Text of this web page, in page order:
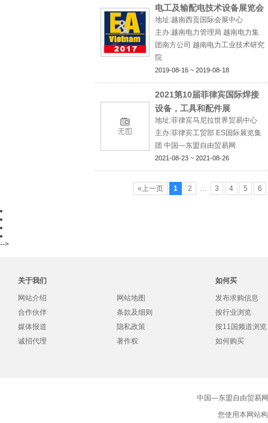
电工及输配电技术设备展览会
地址:越南西贡国际会展中心
主办:越南电力管理局 越南电力集
团南方公司 越南电力工业技术研究
院
2019-08-16 ~ 2019-08-18
2021第10届菲律宾国际焊接
设备，工具和配件展
地址:菲律宾马尼拉世界贸易中心
主办:菲律宾工贸部 ES国际展览集
团 中国—东盟自由贸易网
2021-08-23 ~ 2021-08-26
«上一页 1 2 … 3 4 5 6
-->
关于我们
网站介绍
合作伙伴
媒体报道
诚招代理
网站地图
条款及细则
隐私政策
著作权
如何买
发布求购信息
按行业浏览
按11国频道浏览
如何购买
中国—东盟自由贸易
您使用本网站